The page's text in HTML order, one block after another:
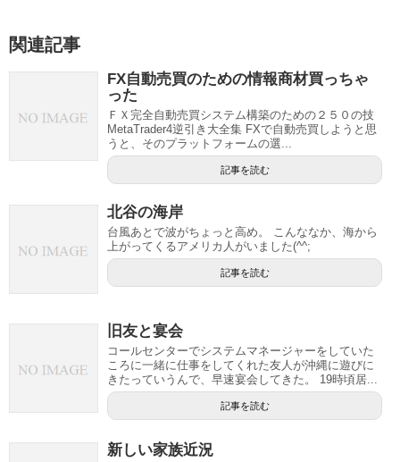
関連記事
FX自動売買のための情報商材買っちゃ
った
ＦＸ完全自動売買システム構築のための２５０の技
MetaTrader4逆引き大全集 FXで自動売買しようと思
うと、そのプラットフォームの選...
記事を読む
北谷の海岸
台風あとで波がちょっと高め。 こんななか、海から
上がってくるアメリカ人がいました(^^;
記事を読む
旧友と宴会
コールセンターでシステムマネージャーをしていた
ころに一緒に仕事をしてくれた友人が沖縄に遊びに
きたっていうんで、早速宴会してきた。 19時頃居...
記事を読む
新しい家族近況